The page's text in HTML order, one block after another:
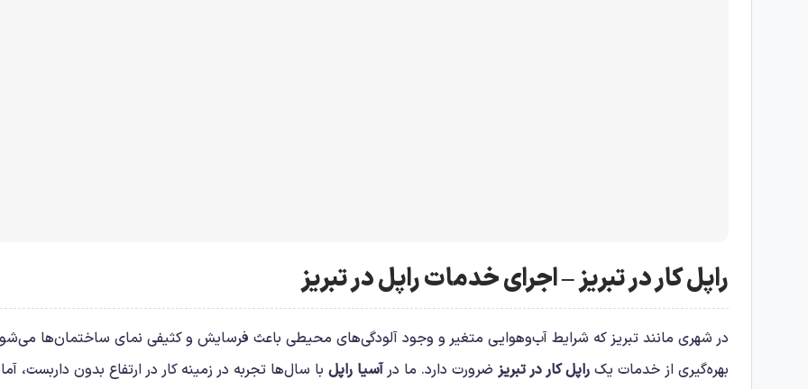
راپل کار در تبریز – اجرای خدمات راپل در تبریز
در شهری مانند تبریز که شرایط آب‌وهوایی متغیر و وجود آلودگی‌های محیطی باعث فرسایش و کثیفی نمای ساختمان‌ها
بهره‌گیری از خدمات یک راپل کار در تبریز ضرورت دارد. ما درآسیا راپل با سال‌ها تجربه در زمینه کار در ارتفاع بدون داربست،